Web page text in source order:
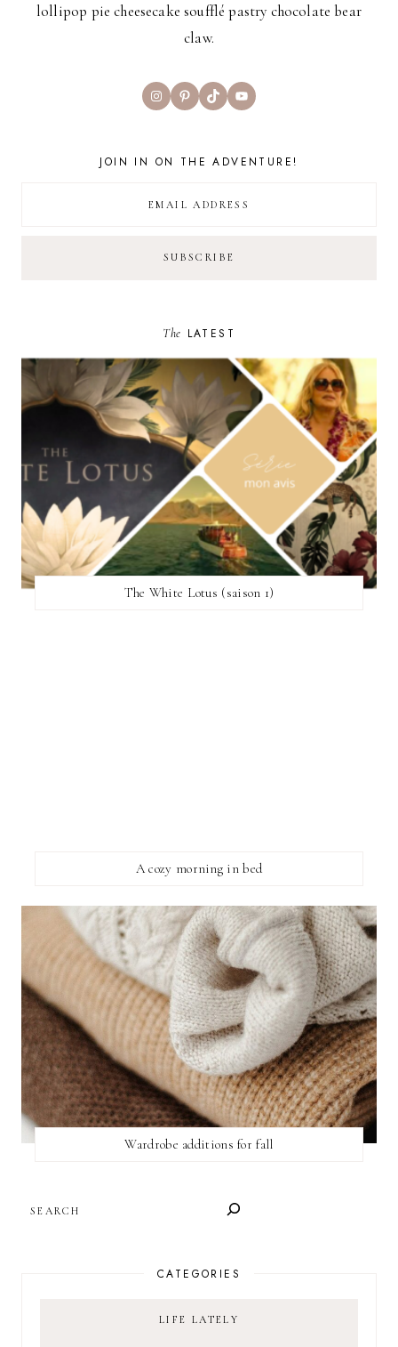
lollipop pie cheesecake soufflé pastry chocolate bear
claw.
InstagramPinterest
TikTokYouTube
JOIN IN ON THE ADVENTURE!
The LATEST
The White Lotus (saison 1)
A cozy morning in bed
Wardrobe additions for fall
CATEGORIES
LIFE LATELY